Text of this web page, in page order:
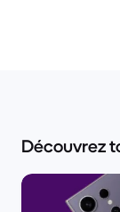
Découvrez